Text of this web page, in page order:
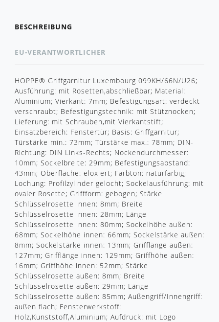
BESCHREIBUNG
EU-VERANTWORTLICHER
HOPPE® Griffgarnitur Luxembourg 099KH/66N/U26;
Ausführung: mit Rosetten,abschließbar; Material:
Aluminium; Vierkant: 7mm; Befestigungsart: verdeckt
verschraubt; Befestigungstechnik: mit Stütznocken;
Lieferung: mit Schrauben,mit Vierkantstift;
Einsatzbereich: Fenstertür; Basis: Griffgarnitur;
Türstärke min.: 73mm; Türstärke max.: 78mm; DIN-
Richtung: DIN Links-Rechts; Nockendurchmesser:
10mm; Sockelbreite: 29mm; Befestigungsabstand:
43mm; Oberfläche: eloxiert; Farbton: naturfarbig;
Lochung: Profilzylinder gelocht; Sockelausführung: mit
ovaler Rosette; Griffform: gebogen; Stärke
Schlüsselrosette innen: 8mm; Breite
Schlüsselrosette innen: 28mm; Länge
Schlüsselrosette innen: 80mm; Sockelhöhe außen:
68mm; Sockelhöhe innen: 66mm; Sockelstärke außen:
8mm; Sockelstärke innen: 13mm; Grifflänge außen:
127mm; Grifflänge innen: 129mm; Griffhöhe außen:
16mm; Griffhöhe innen: 52mm; Stärke
Schlüsselrosette außen: 8mm; Breite
Schlüsselrosette außen: 29mm; Länge
Schlüsselrosette außen: 85mm; Außengriff/Innengriff:
außen flach; Fensterwerkstoff:
Holz,Kunststoff,Aluminium; Aufdruck: mit Logo